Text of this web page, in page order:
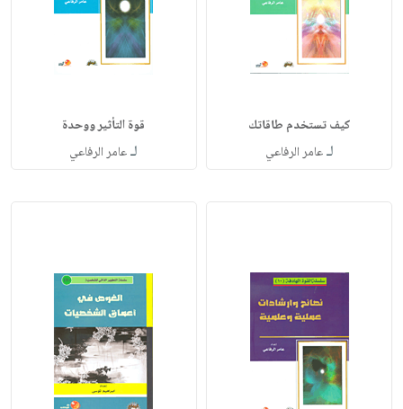
كيف تستخدم طاقاتك
لـعامر الرفاعي
قوة التأثير ووحدة
لـعامر الرفاعي